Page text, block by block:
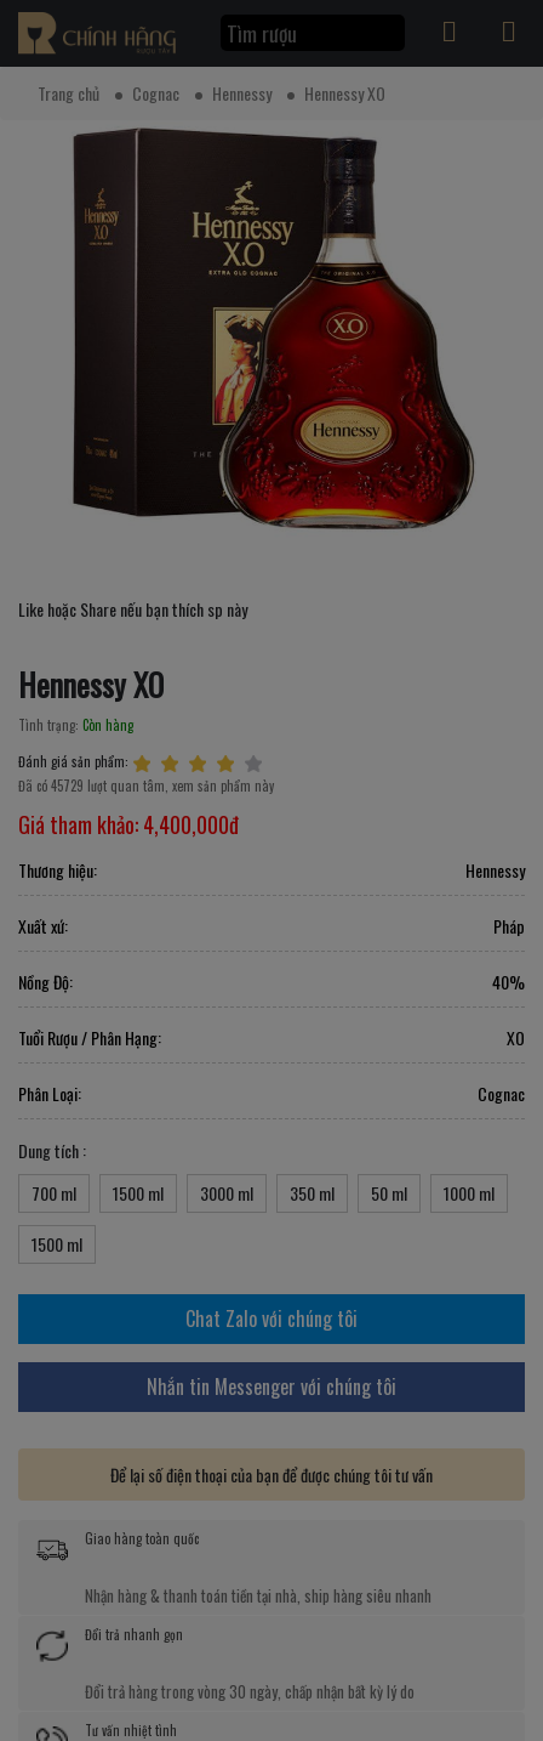
Trang chủ Cognac Hennessy Hennessy XO
Like hoặc Share nếu bạn thích sp này
Hennessy XO
Tình trạng: Còn hàng
Đánh giá sản phẩm:
Đã có 45729 lượt quan tâm, xem sản phẩm này
Giá tham khảo:4,400,000đ
Thương hiệu: Hennessy
Xuất xứ: Pháp
Nồng Độ: 40%
Tuổi Rượu / Phân Hạng: XO
Phân Loại: Cognac
Dung tích :
700 ml
1500 ml 3000 ml 350 ml 50 ml
1000 ml
1500 ml
Chat Zalo với chúng tôi
Nhắn tin Messenger với chúng tôi
Để lại số điện thoại của bạn để được chúng tôi tư vấn
Giao hàng toàn quốc
Nhận hàng & thanh toán tiền tại nhà, ship hàng siêu nhanh
Đổi trả nhanh gọn
Đổi trả hàng trong vòng 30 ngày, chấp nhận bất kỳ lý do
Tư vấn nhiệt tình